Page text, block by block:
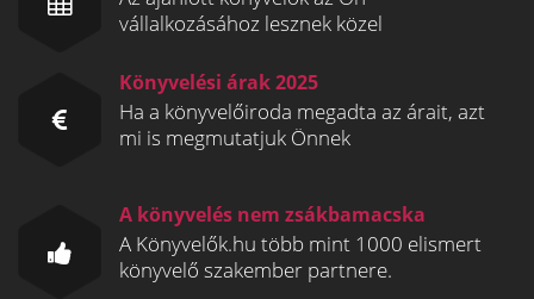
vállalkozásához lesznek közel
Könyvelési árak 2025
Ha a könyvelőiroda megadta az árait, azt
mi is megmutatjuk Önnek
A könyvelés nem zsákbamacska
A Könyvelők.hu több mint 1000 elismert
könyvelő szakember partnere.